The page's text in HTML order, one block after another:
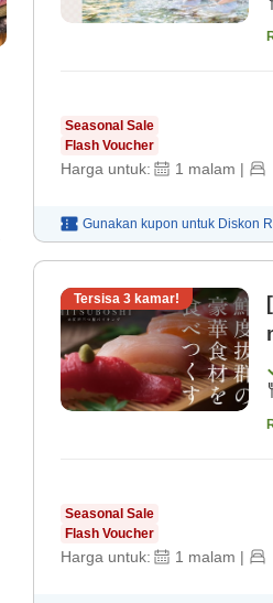
Seasonal Sale
Flash Voucher
Harga untuk: 1 malam |
Gunakan kupon untuk Diskon
Tersisa 3 kamar!
Seasonal Sale
Flash Voucher
Harga untuk: 1 malam |